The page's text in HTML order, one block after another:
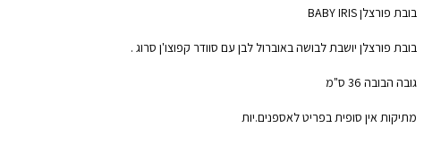
בובת פורצלן BABY IRIS
בובת פורצלן יושבת לבושה באוברול לבן עם סוודר קפוצו'ן סרוג .
גובה הבובה 36 ס"מ
מתיקות אין סופית בפריט לאספנים.יות